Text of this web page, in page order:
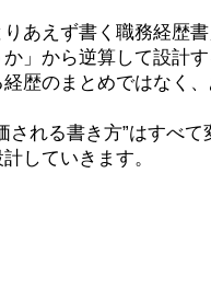
あえず書く職務経歴
」から逆算して設計す
歴のまとめではなく
れる書き方”はすべて
していきます。